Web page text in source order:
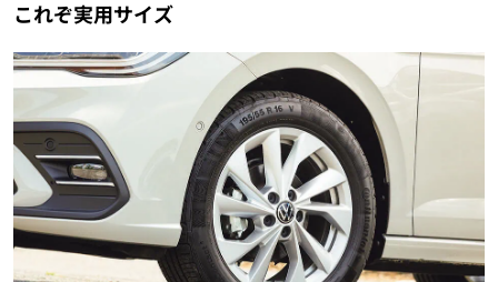
これぞ実用サイズ